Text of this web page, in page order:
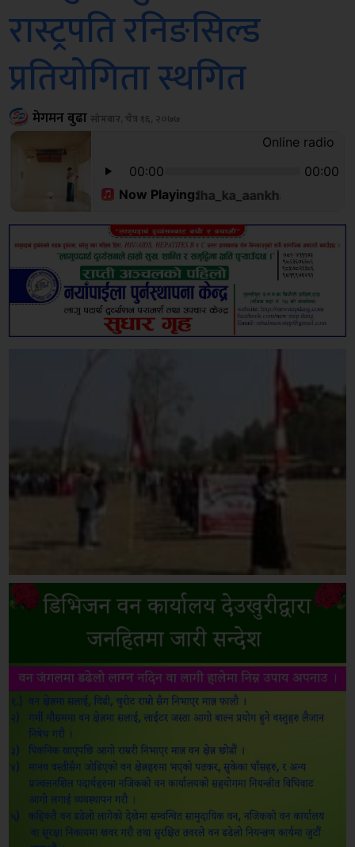
रास्ट्रपति रनिङसिल्ड
प्रतियोगिता स्थगित
मेगमन बुढासोमबार, चैत्र १६, २०७७